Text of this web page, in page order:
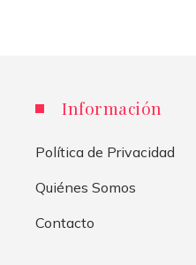
Información
Política de Privacidad
Quiénes Somos
Contacto